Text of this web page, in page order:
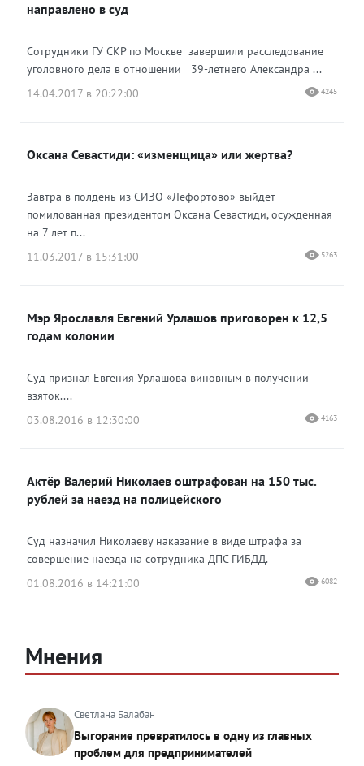
направлено в суд
Сотрудники ГУ СКР по Москве завершили расследование
уголовного дела в отношении 39-летнего Александра ...
14.04.2017 в 20:22:00
4245
Оксана Севастиди: «изменщица» или жертва?
Завтра в полдень из СИЗО «Лефортово» выйдет
помилованная президентом Оксана Севастиди, осужденная
на 7 лет п...
11.03.2017 в 15:31:00
5263
Мэр Ярославля Евгений Урлашов приговорен к 12,5
годам колонии
Суд признал Евгения Урлашова виновным в получении
взяток....
03.08.2016 в 12:30:00
4163
Актёр Валерий Николаев оштрафован на 150 тыс.
рублей за наезд на полицейского
Суд назначил Николаеву наказание в виде штрафа за
совершение наезда на сотрудника ДПС ГИБДД.
01.08.2016 в 14:21:00
6082
Мнения
Светлана Балабан
Выгорание превратилось в одну из главных
проблем для предпринимателей